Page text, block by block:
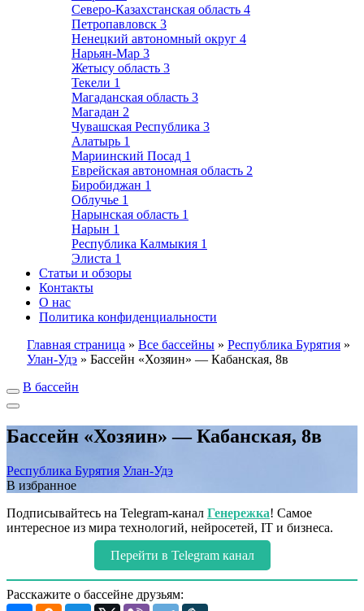
Северо-Казахстанская область 4
Петропавловск 3
Ненецкий автономный округ 4
Нарьян-Мар 3
Жетысу область 3
Текели 1
Магаданская область 3
Магадан 2
Чувашская Республика 3
Алатырь 1
Мариинский Посад 1
Еврейская автономная область 2
Биробиджан 1
Облучье 1
Нарынская область 1
Нарын 1
Республика Калмыкия 1
Элиста 1
Статьи и обзоры
Контакты
О нас
Политика конфиденциальности
Главная страница » Все бассейны » Республика Бурятия »
Улан-Удэ » Бассейн «Хозяин» — Кабанская, 8в
В бассейн
Бассейн «Хозяин» — Кабанская, 8в
Республика Бурятия Улан-Удэ
В избранное
Подписывайтесь на Telegram-канал Генережка! Самое
интересное из мира технологий, нейросетей, IT и бизнеса.
Перейти в Telegram канал
Расскажите о бассейне друзьям: